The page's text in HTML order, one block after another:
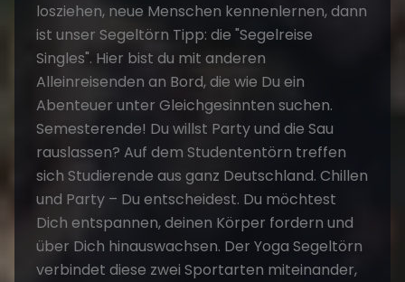
losziehen, neue Menschen kennenlernen, dann
ist unser Segeltörn Tipp: die "Segelreise
Singles". Hier bist du mit anderen
Alleinreisenden an Bord, die wie Du ein
Abenteuer unter Gleichgesinnten suchen.
Semesterende! Du willst Party und die Sau
rauslassen? Auf dem Studententörn treffen
sich Studierende aus ganz Deutschland. Chillen
und Party – Du entscheidest. Du möchtest
Dich entspannen, deinen Körper fordern und
über Dich hinauswachsen. Der Yoga Segeltörn
verbindet diese zwei Sportarten miteinander,